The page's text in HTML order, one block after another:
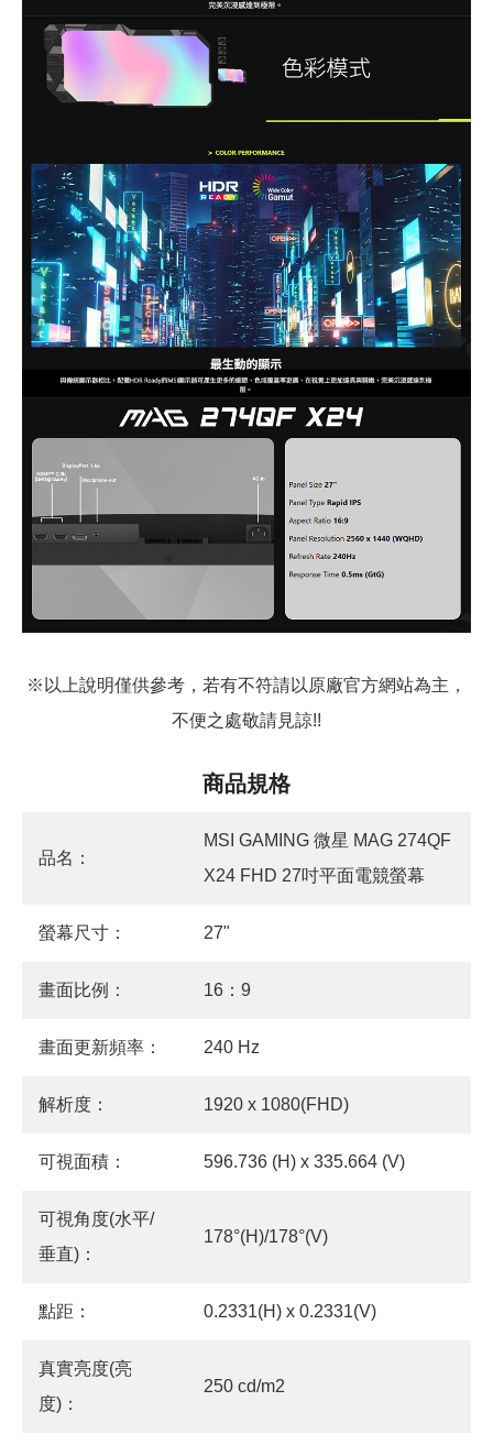
※以上說明僅供參考，若有不符請以原廠官方網站為主，
不便之處敬請見諒!!
商品規格
品名：
MSI GAMING 微星 MAG 274QF
X24 FHD 27吋平面電競螢幕
螢幕尺寸： 27"
畫面比例： 16：9
畫面更新頻率： 240 Hz
解析度： 1920 x 1080(FHD)
可視面積： 596.736 (H) x 335.664 (V)
可視角度(水平/
垂直)：
178°(H)/178°(V)
點距： 0.2331(H) x 0.2331(V)
真實亮度(亮
度)：
250 cd/m2